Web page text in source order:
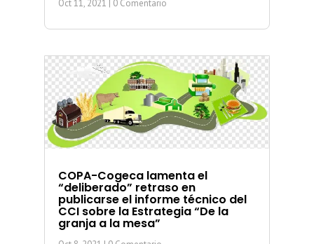
Oct 11, 2021 | 0 Comentario
COPA-Cogeca lamenta el
“deliberado” retraso en
publicarse el informe técnico del
CCI sobre la Estrategia “De la
granja a la mesa”